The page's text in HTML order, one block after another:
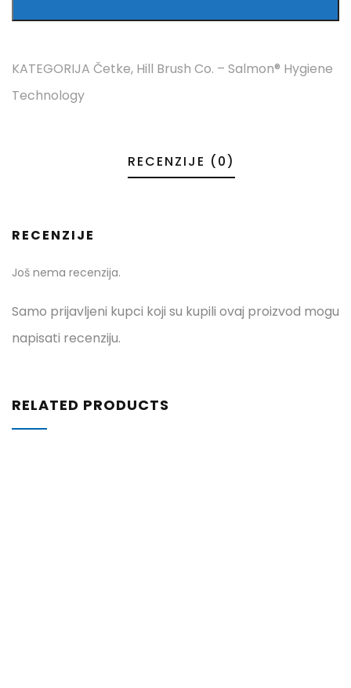
KATEGORIJA Četke, Hill Brush Co. – Salmon® Hygiene
Technology
RECENZIJE (0)
RECENZIJE
Još nema recenzija.
Samo prijavljeni kupci koji su kupili ovaj proizvod mogu
napisati recenziju.
RELATED PRODUCTS
ZATRAŽITE